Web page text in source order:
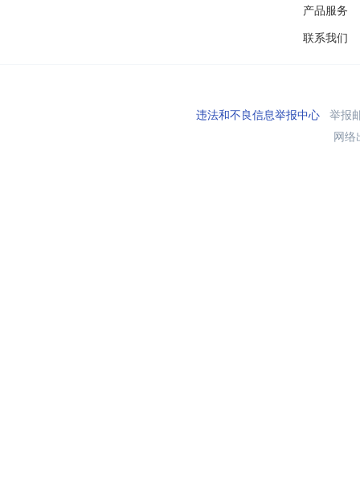
产品服务
联系我们
违法和不良信息举报中心举报
网